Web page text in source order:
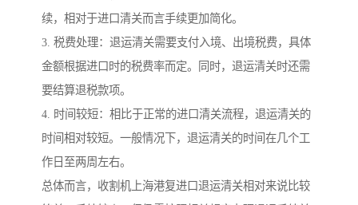
续，相对于进口清关而言手续更加简化。
3. 税费处理：退运清关需要支付入境、出境税费，具体
金额根据进口时的税费率而定。同时，退运清关时还需
要结算退税款项。
4. 时间较短：相比于正常的进口清关流程，退运清关的
时间相对较短。一般情况下，退运清关的时间在几个工
作日至两周左右。
总体而言，收割机上海港复进口退运清关相对来说比较